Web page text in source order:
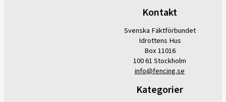
Kontakt
Svenska Fäktförbundet
Idrottens Hus
Box 11016
100 61 Stockholm
info@fencing.se
Kategorier